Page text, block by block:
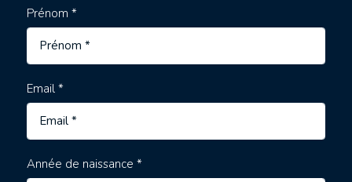
Prénom *
Email *
Année de naissance *